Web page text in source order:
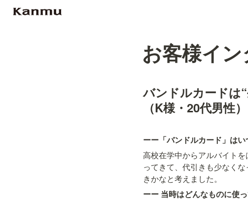
お客様イ
バンドルカードは
（K様・20代男性）
ーー「バンドルカード」は
高校在学中からアルバイト
ってきて、代引きも少なく
ーー 当時はどんなものに使っ